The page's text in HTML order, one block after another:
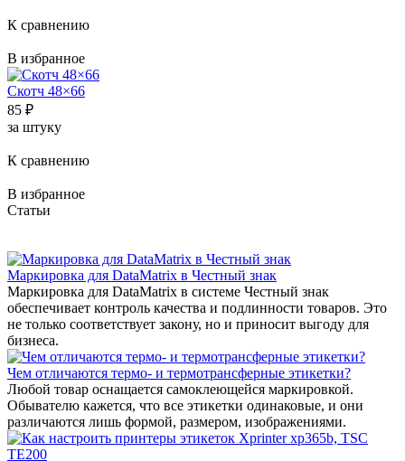
К сравнению
В избранное
Скотч 48×66
85 ₽
за штуку
К сравнению
В избранное
Статьи
Маркировка для DataMatrix в Честный знак
Маркировка для DataMatrix в системе Честный знак
обеспечивает контроль качества и подлинности товаров. Это
не только соответствует закону, но и приносит выгоду для
бизнеса.
Чем отличаются термо- и термотрансферные этикетки?
Любой товар оснащается самоклеющейся маркировкой.
Обывателю кажется, что все этикетки одинаковые, и они
различаются лишь формой, размером, изображениями.